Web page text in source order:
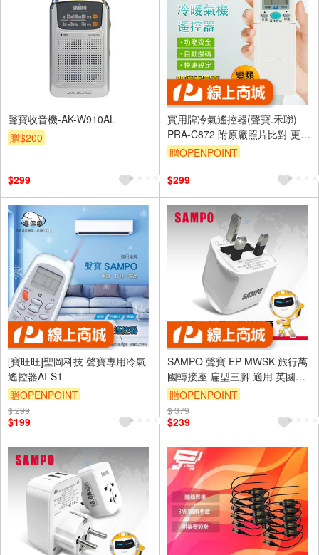
聲寶收音機-AK-W910AL
贈$200
$299
實用牌冷氣遙控器(聲寶.禾聯)
PRA-C872 附原廠照片比對 更換
電池免設定 台灣設計
贈OPENPOINT
（運費不算在 2000 元的範圍
內）
單品享9折
$299
[寶旺旺]聖岡科技 聲寶專用冷氣
遙控器AI-S1
贈OPENPOINT
$ 299
$199
SAMPO 聲寶 EP-MWSK 旅行萬
國轉接座 扁型三腳 適用 英國、
香港、中國、澳門、新加坡、馬
來西亞
贈OPENPOINT
$ 379
$239